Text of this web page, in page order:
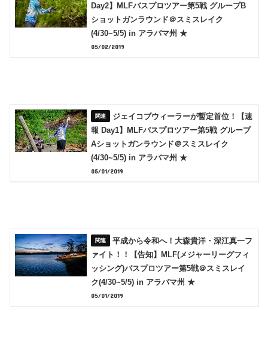
Day2】MLFバスプロツアー第5戦 グループB
ショットガンラウンド＠スミスレイク
(4/30~5/5) in アラバマ州 ★
05/02/2019
ジェイコブウィーラーが暫定首位！【速
報 Day1】MLFバスプロツアー第5戦 グループ
Aショットガンラウンド＠スミスレイク
(4/30~5/5) in アラバマ州 ★
05/01/2019
平成から令和へ！大森貴洋・深江真一フ
ァイト！！【告知】MLF(メジャーリーグフィ
ッシング)バスプロツアー第5戦＠スミスレイ
ク(4/30~5/5) in アラバマ州 ★
05/01/2019